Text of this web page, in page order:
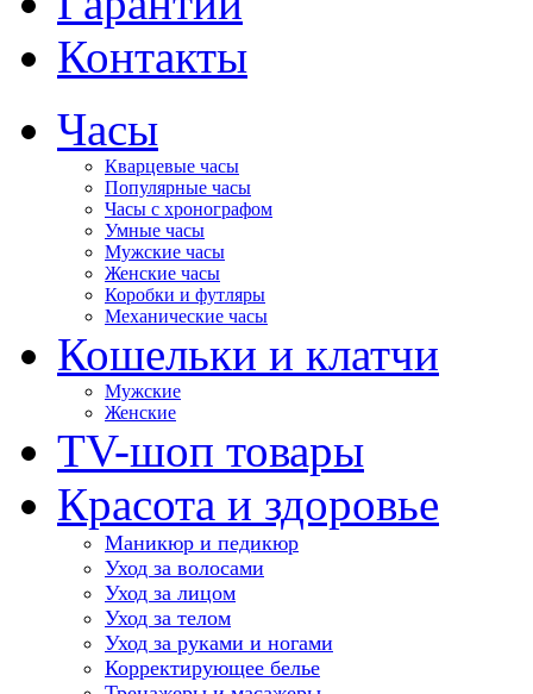
Контакты
Часы
Кварцевые часы
Популярные часы
Часы с хронографом
Умные часы
Мужские часы
Женские часы
Коробки и футляры
Механические часы
Кошельки и клатчи
Мужские
Женские
TV-шоп товары
Красота и здоровье
Маникюр и педикюр
Уход за волосами
Уход за лицом
Уход за телом
Уход за руками и ногами
Корректирующее белье